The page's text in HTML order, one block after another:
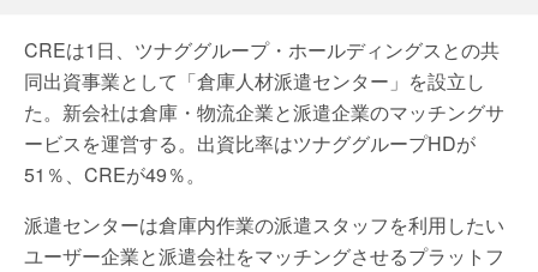
CREは1日、ツナググループ・ホールディングスとの共
同出資事業として「倉庫人材派遣センター」を設立し
た。新会社は倉庫・物流企業と派遣企業のマッチングサ
ービスを運営する。出資比率はツナググループHDが
51％、CREが49％。
派遣センターは倉庫内作業の派遣スタッフを利用したい
ユーザー企業と派遣会社をマッチングさせるプラットフ